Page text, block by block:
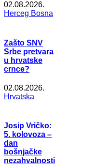
02.08.2026.
Herceg Bosna
Zašto SNV
Srbe pretvara
u hrvatske
crnce?
02.08.2026.
Hrvatska
Josip Vričko:
5. kolovoza –
dan
bošnjačke
nezahvalnosti